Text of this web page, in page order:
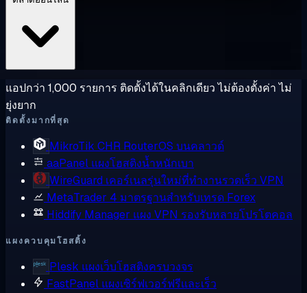
แอปกว่า 1,000 รายการ ติดตั้งได้ในคลิกเดียว ไม่ต้องตั้งค่า ไม่
ยุ่งยาก
ติดตั้งมากที่สุด
MikroTik CHR RouterOS บนคลาวด์
aaPanel แผงโฮสติงน้ำหนักเบา
WireGuard เคอร์เนลรุ่นใหม่ที่ทำงานรวดเร็ว VPN
MetaTrader 4 มาตรฐานสำหรับเทรด Forex
Hiddify Manager แผง VPN รองรับหลายโปรโตคอล
แผงควบคุมโฮสติ้ง
Plesk แผงเว็บโฮสติงครบวงจร
FastPanel แผงเซิร์ฟเวอร์ฟรีและเร็ว